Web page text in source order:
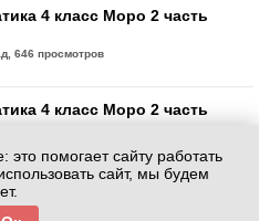
4 класс Моро 2 часть
646 просмотров
4 класс Моро 2 часть
4 класс Моро 2 часть
помогает сайту работать
сайт, мы будем